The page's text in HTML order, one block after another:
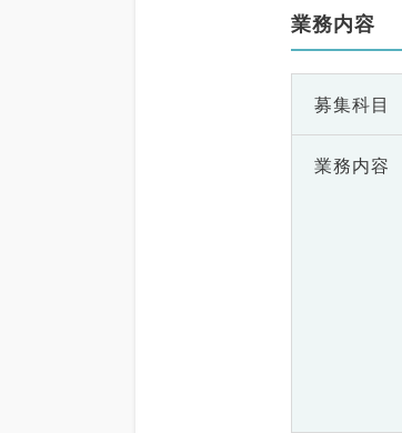
業務内容
募集科目
業務内容